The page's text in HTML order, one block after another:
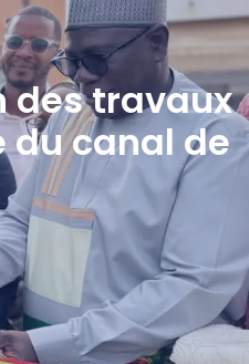
des travaux
du canal de